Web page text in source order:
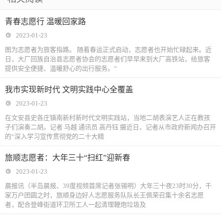
青春志愿行 温暖回家路
2023-01-23
图为志愿者为旅客指路。 随着春运正式启动，志愿者也开始忙碌起来。近
日，大厂回族自治县志愿者协会的志愿者们早早来到大厂高铁站，给旅客
提供安全便捷、温暖舒心的出行服务。“
我市实现新时代 文明实践中心全覆盖
2023-01-23
在文安县史各庄镇南新村新时代文明实践站，当地二胡表演艺人正在教孩
子们演奏二胡。记者 马越 通讯员 高丹钰 摄近日，记者从市政府新闻办召开
的“深入学习宣传贯彻党的二十大精
旅顺志愿者：大年三十“扫红”迎新春
2023-01-23
晨报讯（半岛晨报、39度视频首席记者张锡明）大年三十夜23时30分，千
家万户团圆之时，旅顺身边好人志愿服务队队长王佩荣召集十余名志愿
者，配合登峰街道环卫所工人一起清理鞭炮垃圾及